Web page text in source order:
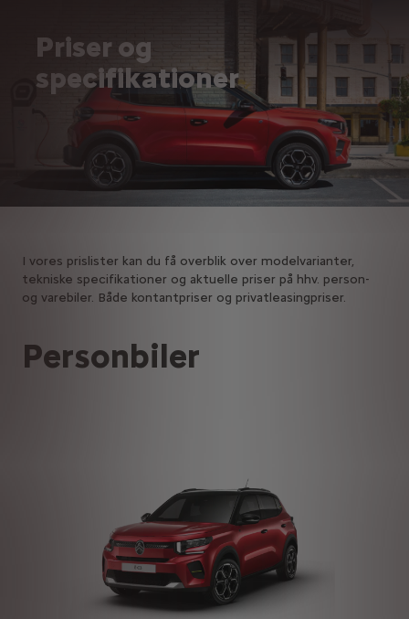
Priser og
specifikationer
I vores prislister kan du få overblik over modelvarianter,
tekniske specifikationer og aktuelle priser på hhv. person-
og varebiler. Både kontantpriser og privatleasingpriser.
Personbiler